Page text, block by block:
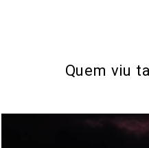
Quem viu